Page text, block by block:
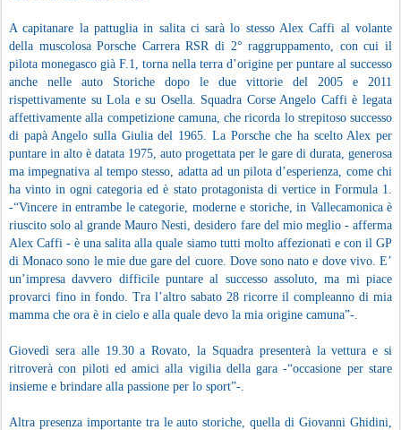
A capitanare la pattuglia in salita ci sarà lo stesso Alex Caffi al volante
della muscolosa Porsche Carrera RSR di 2° raggruppamento, con cui il
pilota monegasco già F.1, torna nella terra d’origine per puntare al successo
anche nelle auto Storiche dopo le due vittorie del 2005 e 2011
rispettivamente su Lola e su Osella. Squadra Corse Angelo Caffi è legata
affettivamente alla competizione camuna, che ricorda lo strepitoso successo
di papà Angelo sulla Giulia del 1965. La Porsche che ha scelto Alex per
puntare in alto è datata 1975, auto progettata per le gare di durata, generosa
ma impegnativa al tempo stesso, adatta ad un pilota d’esperienza, come chi
ha vinto in ogni categoria ed è stato protagonista di vertice in Formula 1.
-“Vincere in entrambe le categorie, moderne e storiche, in Vallecamonica è
riuscito solo al grande Mauro Nesti, desidero fare del mio meglio - afferma
Alex Caffi - è una salita alla quale siamo tutti molto affezionati e con il GP
di Monaco sono le mie due gare del cuore. Dove sono nato e dove vivo. E’
un’impresa davvero difficile puntare al successo assoluto, ma mi piace
provarci fino in fondo. Tra l’altro sabato 28 ricorre il compleanno di mia
mamma che ora è in cielo e alla quale devo la mia origine camuna”-.
Giovedì sera alle 19.30 a Rovato, la Squadra presenterà la vettura e si
ritroverà con piloti ed amici alla vigilia della gara -“occasione per stare
insieme e brindare alla passione per lo sport”-.
Altra presenza importante tra le auto storiche, quella di Giovanni Ghidini,